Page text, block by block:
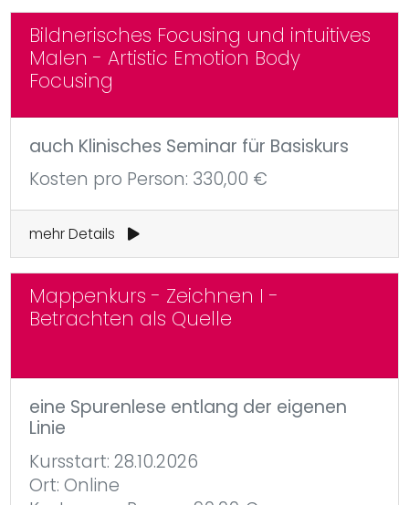
Bildnerisches Focusing und intuitives
Malen - Artistic Emotion Body
Focusing
auch Klinisches Seminar für Basiskurs
Kosten pro Person: 330,00 €
mehr Details
Mappenkurs - Zeichnen I -
Betrachten als Quelle
eine Spurenlese entlang der eigenen
Linie
Kursstart: 28.10.2026
Ort: Online